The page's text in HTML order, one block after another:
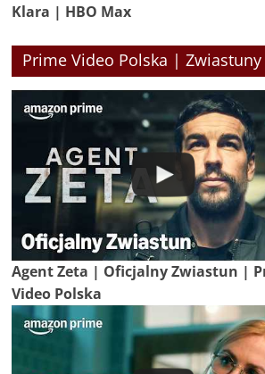
Klara | HBO Max
Prime Video Polska |
Agent Zeta | Oficjalny Zwiastun |
Video Polska